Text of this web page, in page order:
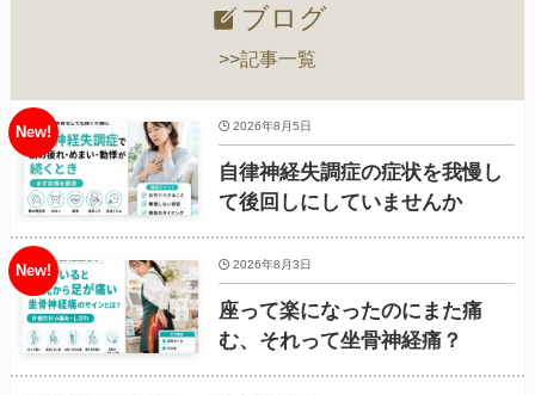
ブログ
>>記事一覧
自律神経失調症の症状を我慢し
て後回しにしていませんか
2026年8月5日
座って楽になったのにまた痛
む、それって坐骨神経痛？
2026年8月3日